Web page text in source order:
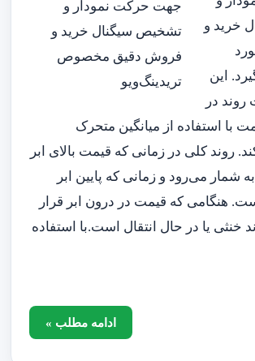
خرید و
این
روند در
با استفاده از میانگین متحرک
روند کلی در زمانی که قیمت بالای ابر
شمار می‌رود و زمانی که پایین ابر
هنگامی که قیمت در درون ابر قرار
خنثی یا در حال انتقال است.با استفاده
ادامه مطلب »